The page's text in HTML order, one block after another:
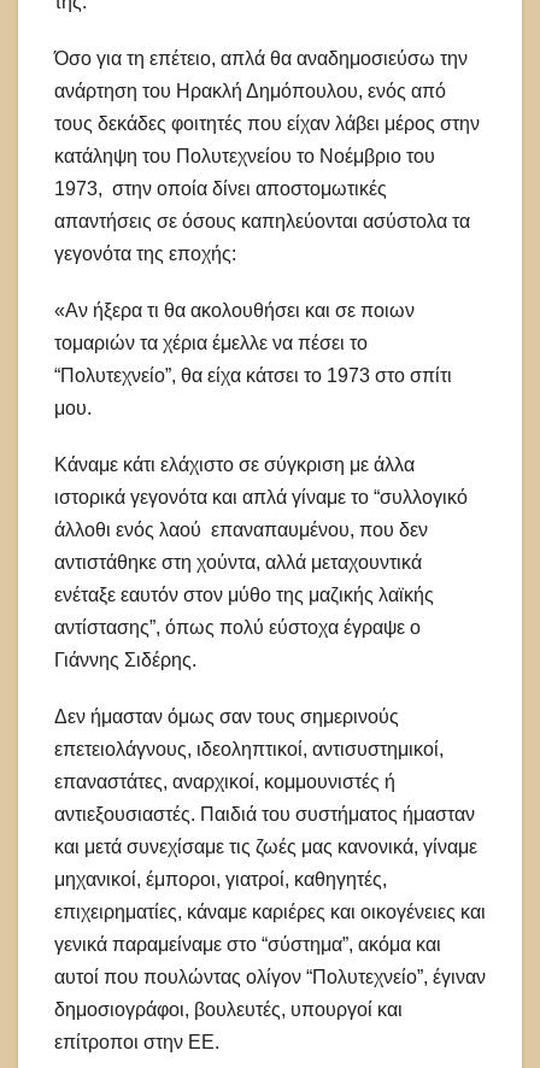
Όσο για τη επέτειο, απλά θα αναδημοσιεύσω την
ανάρτηση του Ηρακλή Δημόπουλου, ενός από
τους δεκάδες φοιτητές που είχαν λάβει μέρος στην
κατάληψη του Πολυτεχνείου το Νοέμβριο του
1973, στην οποία δίνει αποστομωτικές
απαντήσεις σε όσους καπηλεύονται ασύστολα τα
γεγονότα της εποχής:
«Αν ήξερα τι θα ακολουθήσει και σε ποιων
τομαριών τα χέρια έμελλε να πέσει το
“Πολυτεχνείο”, θα είχα κάτσει το 1973 στο σπίτι
μου.
Κάναμε κάτι ελάχιστο σε σύγκριση με άλλα
ιστορικά γεγονότα και απλά γίναμε το “συλλογικό
άλλοθι ενός λαού επαναπαυμένου, που δεν
αντιστάθηκε στη χούντα, αλλά μεταχουντικά
ενέταξε εαυτόν στον μύθο της μαζικής λαϊκής
αντίστασης”, όπως πολύ εύστοχα έγραψε ο
Γιάννης Σιδέρης.
Δεν ήμασταν όμως σαν τους σημερινούς
επετειολάγνους, ιδεοληπτικοί, αντισυστημικοί,
επαναστάτες, αναρχικοί, κομμουνιστές ή
αντιεξουσιαστές. Παιδιά του συστήματος ήμασταν
και μετά συνεχίσαμε τις ζωές μας κανονικά, γίναμε
μηχανικοί, έμποροι, γιατροί, καθηγητές,
επιχειρηματίες, κάναμε καριέρες και οικογένειες και
γενικά παραμείναμε στο “σύστημα”, ακόμα και
αυτοί που πουλώντας ολίγον “Πολυτεχνείο”, έγιναν
δημοσιογράφοι, βουλευτές, υπουργοί και
επίτροποι στην ΕΕ.